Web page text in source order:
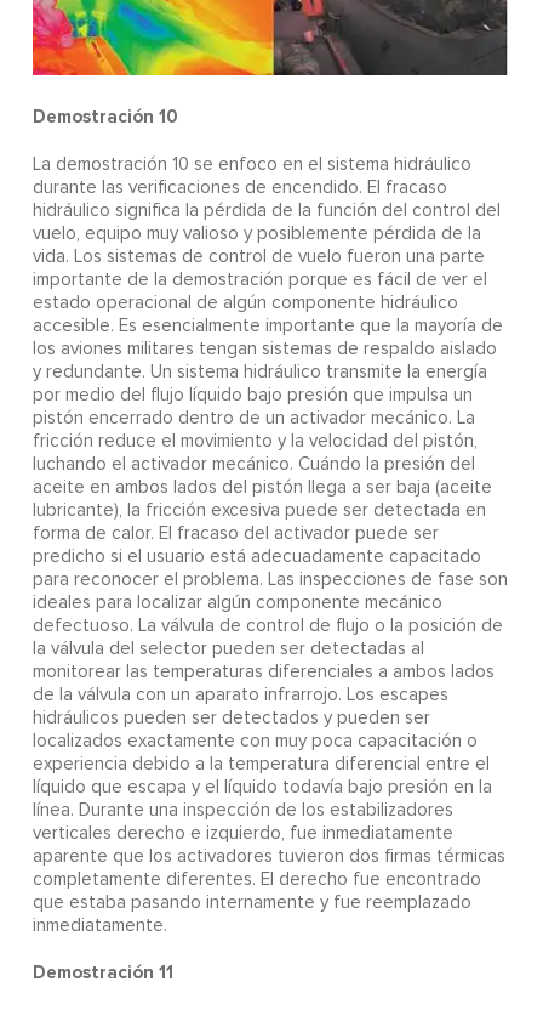
Demostración 10
La demostración 10 se enfoco en el sistema hidráulico
durante las verificaciones de encendido. El fracaso
hidráulico significa la pérdida de la función del control del
vuelo, equipo muy valioso y posiblemente pérdida de la
vida. Los sistemas de control de vuelo fueron una parte
importante de la demostración porque es fácil de ver el
estado operacional de algún componente hidráulico
accesible. Es esencialmente importante que la mayoría de
los aviones militares tengan sistemas de respaldo aislado
y redundante. Un sistema hidráulico transmite la energía
por medio del flujo líquido bajo presión que impulsa un
pistón encerrado dentro de un activador mecánico. La
fricción reduce el movimiento y la velocidad del pistón,
luchando el activador mecánico. Cuándo la presión del
aceite en ambos lados del pistón llega a ser baja (aceite
lubricante), la fricción excesiva puede ser detectada en
forma de calor. El fracaso del activador puede ser
predicho si el usuario está adecuadamente capacitado
para reconocer el problema. Las inspecciones de fase son
ideales para localizar algún componente mecánico
defectuoso. La válvula de control de flujo o la posición de
la válvula del selector pueden ser detectadas al
monitorear las temperaturas diferenciales a ambos lados
de la válvula con un aparato infrarrojo. Los escapes
hidráulicos pueden ser detectados y pueden ser
localizados exactamente con muy poca capacitación o
experiencia debido a la temperatura diferencial entre el
líquido que escapa y el líquido todavía bajo presión en la
línea. Durante una inspección de los estabilizadores
verticales derecho e izquierdo, fue inmediatamente
aparente que los activadores tuvieron dos firmas térmicas
completamente diferentes. El derecho fue encontrado
que estaba pasando internamente y fue reemplazado
inmediatamente.
Demostración 11